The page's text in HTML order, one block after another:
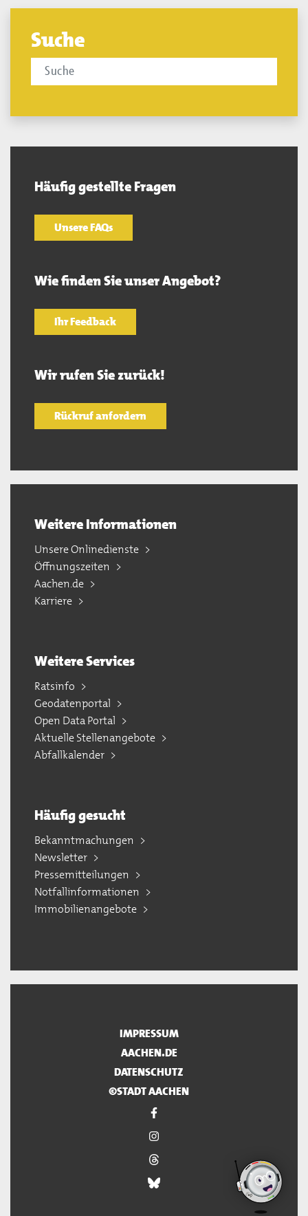
Suche
Häufig gestellte Fragen
Unsere FAQs
Wie finden Sie unser Angebot?
Ihr Feedback
Wir rufen Sie zurück!
Rückruf anfordern
Weitere Informationen
Unsere Onlinedienste
Öffnungszeiten
Aachen.de
Karriere
Weitere Services
Ratsinfo
Geodatenportal
Open Data Portal
Aktuelle Stellenangebote
Abfallkalender
Häufig gesucht
Bekanntmachungen
Newsletter
Pressemitteilungen
Notfallinformationen
Immobilienangebote
IMPRESSUM
AACHEN.DE
DATENSCHUTZ
©STADT AACHEN